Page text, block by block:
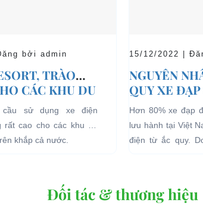
bởi admin
TRÀO
CÁC KHU DU
cầu sử dụng xe điện
rất cao cho các khu du
khắp cả nước.
15/12/2022 |
NGUYÊN
QUY XE
Hơn 80% xe đạp
lưu hành tại Việt
điện từ ắc quy.
Đối tác & thương hiệu